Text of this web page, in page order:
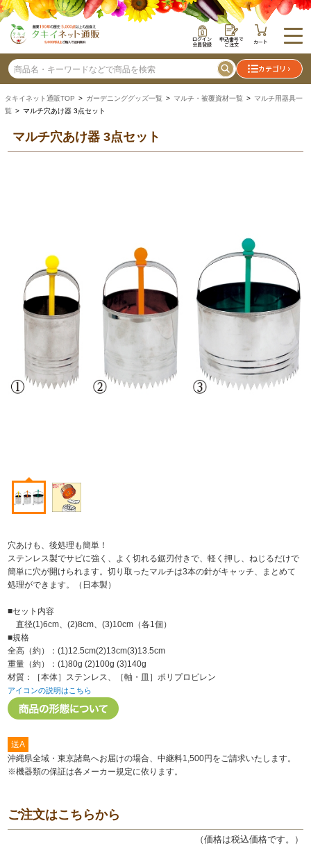
ログイン
会員登録
申込番号で
ご注文 カート
カテゴリ
タキイネット通販TOP > ガーデニンググッズ一覧 > マルチ・被覆資材一覧 > マルチ用器具一
覧 > マルチ穴あけ器 3点セット
マルチ穴あけ器 3点セット
穴あけも、後処理も簡単！
ステンレス製でサビに強く、よく切れる鋸刃付きで、軽く押し、ねじるだけで
簡単に穴が開けられます。切り取ったマルチは3本の針がキャッチ、まとめて
処理ができます。（日本製）
■セット内容
直径(1)6cm、(2)8cm、(3)10cm（各1個）
■規格
全高（約）：(1)12.5cm(2)13cm(3)13.5cm
重量（約）：(1)80g (2)100g (3)140g
材質：［本体］ステンレス、［軸・皿］ポリプロピレン
アイコンの説明はこちら
送A
沖縄県全域・東京諸島へお届けの場合、中継料1,500円をご請求いたします。
※機器類の保証は各メーカー規定に依ります。
ご注文はこちらから
（価格は税込価格です。）